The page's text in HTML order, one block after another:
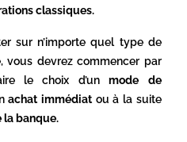
classiques.
sur n’importe quel type de
vous devrez commencer par
le choix d’unmode de
achat immédiatou à la suite
la banque.